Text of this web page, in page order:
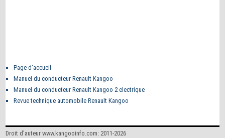
Page d'accueil
Manuel du conducteur Renault Kangoo
Manuel du conducteur Renault Kangoo 2 electrique
Revue technique automobile Renault Kangoo
Droit d'auteur www.kangooinfo.com: 2011-2026